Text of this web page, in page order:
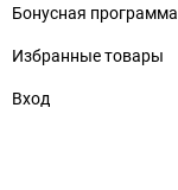
Бонусная программа
Избранные товары
Вход